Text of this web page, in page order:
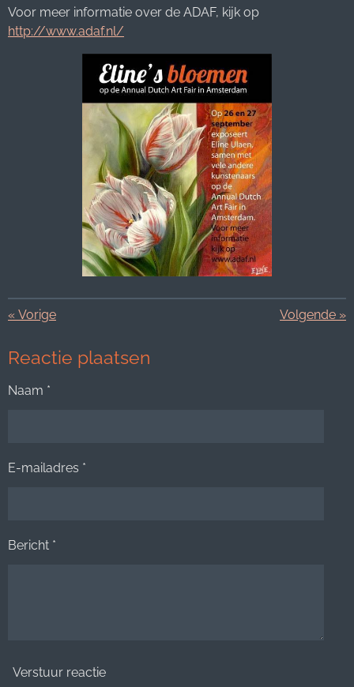
Voor meer informatie over de ADAF, kijk op
http://www.adaf.nl/
« Vorige Volgende »
Reactie plaatsen
Naam *
E-mailadres *
Bericht *
Verstuur reactie